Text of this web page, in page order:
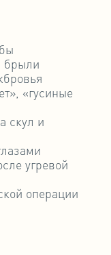
брыли
«гусиные
скул и
угревой
операции